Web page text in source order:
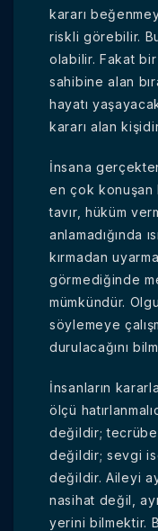
kararı
riskli görebilir.
olabilir. Fakat
sahibine alan
hayatı
kararı alan
İnsana
en çok
tavır, hüküm
anlamadığında
kırmadan
görmediğinde
mümkündür.
söylemeye
durulacağını
İnsanların
ölçü
değildir;
değildir; sevgi
değildir. Aileyi
nasihat değil,
yerini bilmektir.